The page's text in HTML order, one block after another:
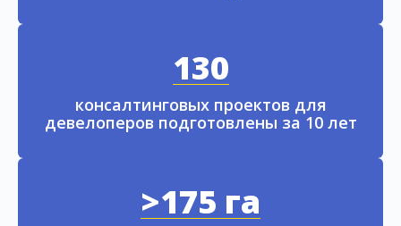
130
консалтинговых проектов для
девелоперов подготовлены за 10 лет
>175 га